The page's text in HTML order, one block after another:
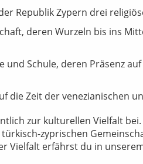
Republik Zypern drei
deren Wurzeln bis ins
und Schule, deren Präsenz
die Zeit der venezianischen
zur kulturellen Vielfalt
zyprischen
Vielfalt erfährst du in